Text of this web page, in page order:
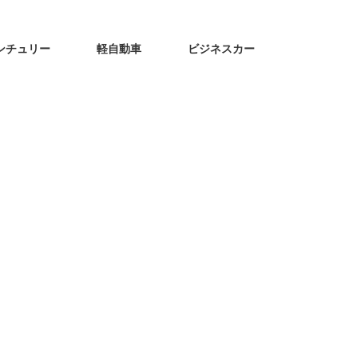
チュリー 軽自動車 ビジネスカー